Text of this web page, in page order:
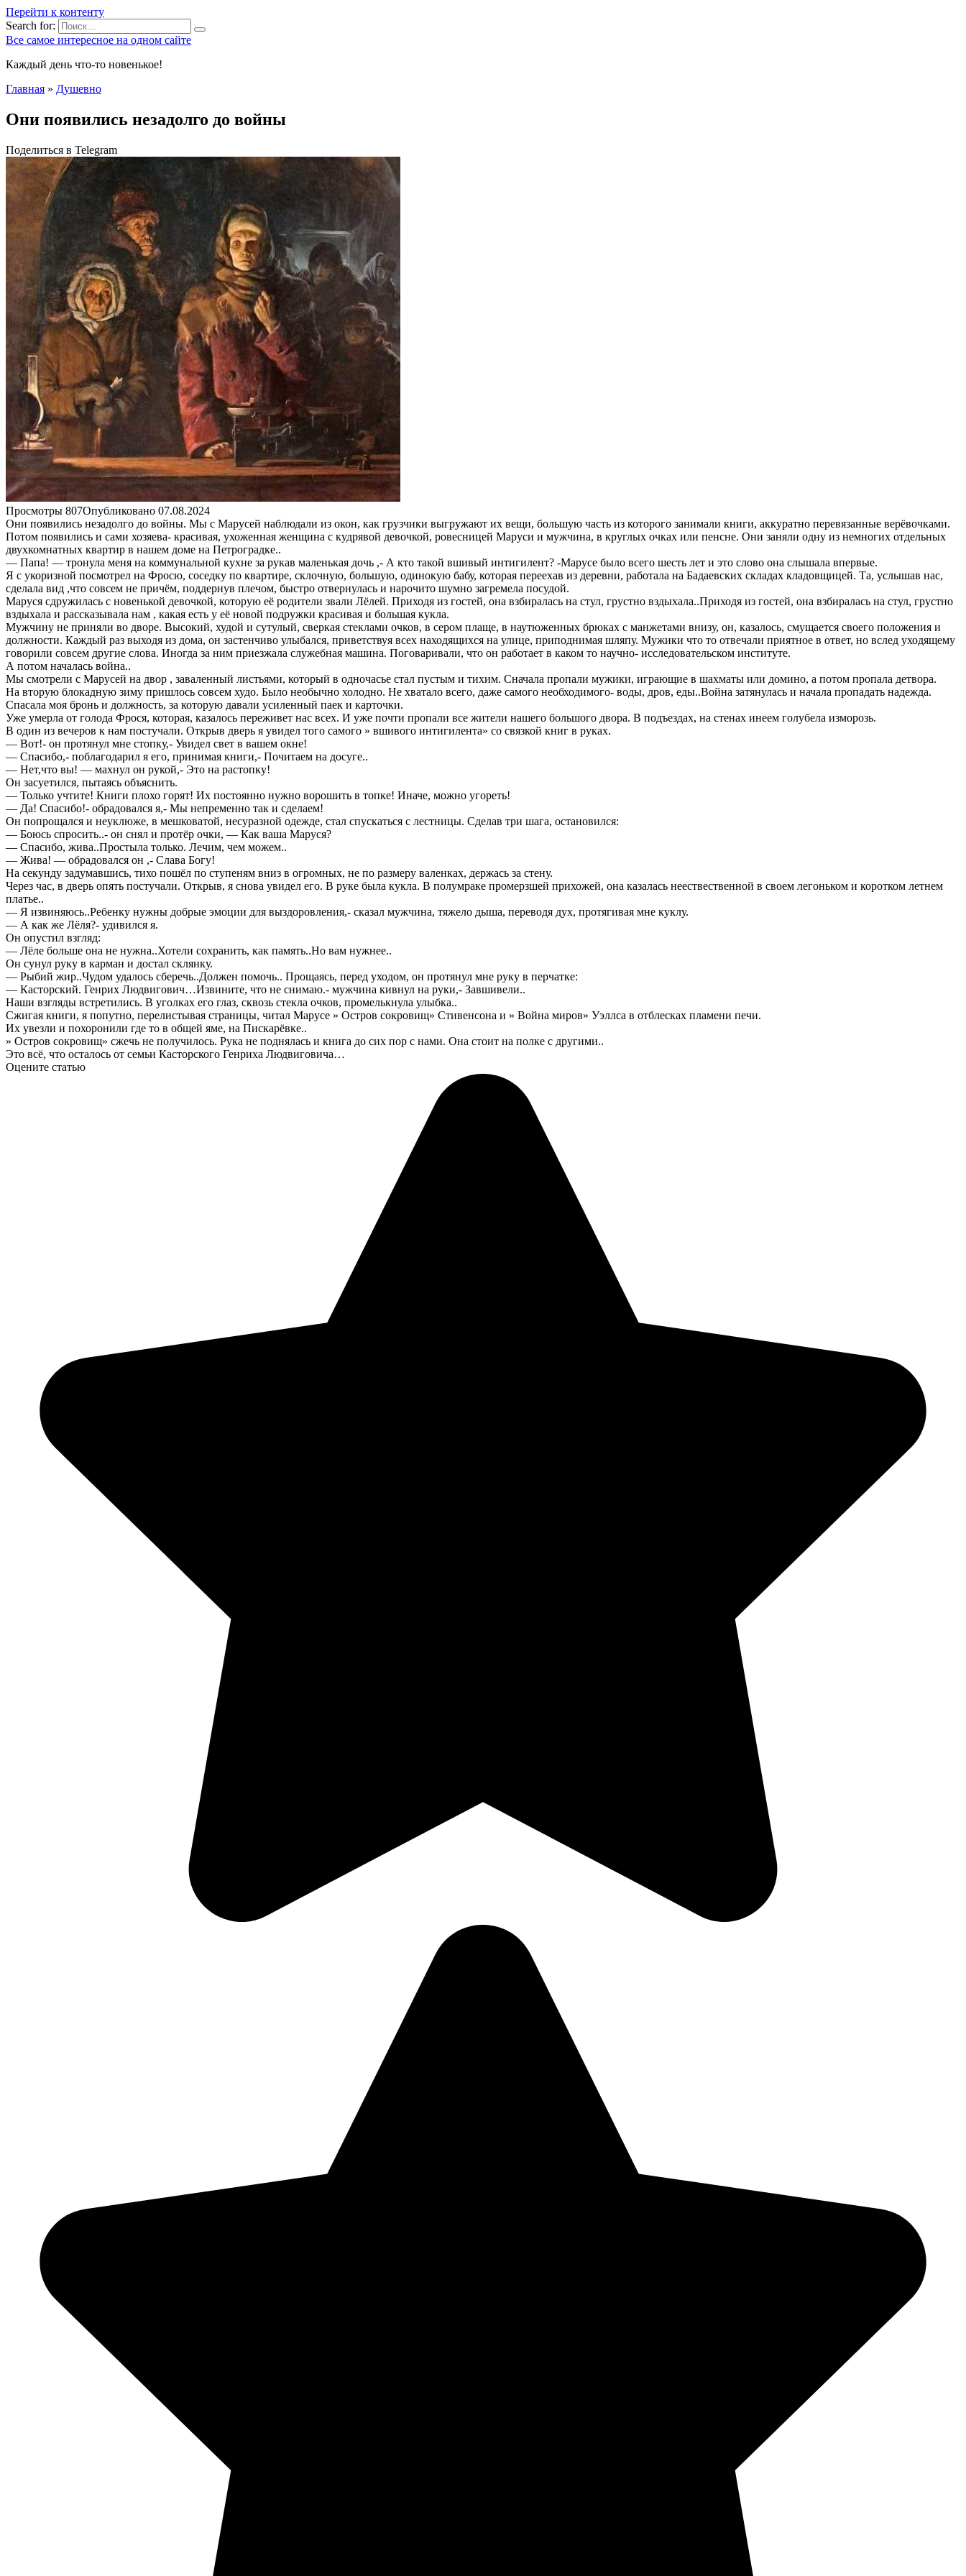
Перейти к контенту
Search for:
Все самое интересное на одном сайте
Каждый день что-то новенькое!
Главная » Душевно
Они появились незадолго до войны
Поделиться в Telegram
Просмотры 807Опубликовано 07.08.2024
Они появились незадолго до войны. Мы с Марусей наблюдали из окон, как грузчики выгружают их вещи, большую часть из которого занимали книги, аккуратно перевязанные верёвочками.
Потом появились и сами хозяева- красивая, ухоженная женщина с кудрявой девочкой, ровесницей Маруси и мужчина, в круглых очках или пенсне. Они заняли одну из немногих отдельных
двухкомнатных квартир в нашем доме на Петроградке..
— Папа! — тронула меня на коммунальной кухне за рукав маленькая дочь ,- А кто такой вшивый интигилент? -Марусе было всего шесть лет и это слово она слышала впервые.
Я с укоризной посмотрел на Фросю, соседку по квартире, склочную, большую, одинокую бабу, которая переехав из деревни, работала на Бадаевских складах кладовщицей. Та, услышав нас,
сделала вид ,что совсем не причём, поддернув плечом, быстро отвернулась и нарочито шумно загремела посудой.
Маруся сдружилась с новенькой девочкой, которую её родители звали Лёлей. Приходя из гостей, она взбиралась на стул, грустно вздыхала..Приходя из гостей, она взбиралась на стул, грустно
вздыхала и рассказывала нам , какая есть у её новой подружки красивая и большая кукла.
Мужчину не приняли во дворе. Высокий, худой и сутулый, сверкая стеклами очков, в сером плаще, в наутюженных брюках с манжетами внизу, он, казалось, смущается своего положения и
должности. Каждый раз выходя из дома, он застенчиво улыбался, приветствуя всех находящихся на улице, приподнимая шляпу. Мужики что то отвечали приятное в ответ, но вслед уходящему
говорили совсем другие слова. Иногда за ним приезжала служебная машина. Поговаривали, что он работает в каком то научно- исследовательском институте.
А потом началась война..
Мы смотрели с Марусей на двор , заваленный листьями, который в одночасье стал пустым и тихим. Сначала пропали мужики, играющие в шахматы или домино, а потом пропала детвора.
На вторую блокадную зиму пришлось совсем худо. Было необычно холодно. Не хватало всего, даже самого необходимого- воды, дров, еды..Война затянулась и начала пропадать надежда.
Спасала моя бронь и должность, за которую давали усиленный паек и карточки.
Уже умерла от голода Фрося, которая, казалось переживет нас всех. И уже почти пропали все жители нашего большого двора. В подъездах, на стенах инеем голубела изморозь.
В один из вечеров к нам постучали. Открыв дверь я увидел того самого » вшивого интигилента» со связкой книг в руках.
— Вот!- он протянул мне стопку,- Увидел свет в вашем окне!
— Спасибо,- поблагодарил я его, принимая книги,- Почитаем на досуге..
— Нет,что вы! — махнул он рукой,- Это на растопку!
Он засуетился, пытаясь объяснить.
— Только учтите! Книги плохо горят! Их постоянно нужно ворошить в топке! Иначе, можно угореть!
— Да! Спасибо!- обрадовался я,- Мы непременно так и сделаем!
Он попрощался и неуклюже, в мешковатой, несуразной одежде, стал спускаться с лестницы. Сделав три шага, остановился:
— Боюсь спросить..- он снял и протёр очки, — Как ваша Маруся?
— Спасибо, жива..Простыла только. Лечим, чем можем..
— Жива! — обрадовался он ,- Слава Богу!
На секунду задумавшись, тихо пошёл по ступеням вниз в огромных, не по размеру валенках, держась за стену.
Через час, в дверь опять постучали. Открыв, я снова увидел его. В руке была кукла. В полумраке промерзшей прихожей, она казалась неествественной в своем легоньком и коротком летнем
платье..
— Я извиняюсь..Ребенку нужны добрые эмоции для выздоровления,- сказал мужчина, тяжело дыша, переводя дух, протягивая мне куклу.
— А как же Лёля?- удивился я.
Он опустил взгляд:
— Лёле больше она не нужна..Хотели сохранить, как память..Но вам нужнее..
Он сунул руку в карман и достал склянку.
— Рыбий жир..Чудом удалось сберечь..Должен помочь.. Прощаясь, перед уходом, он протянул мне руку в перчатке:
— Касторский. Генрих Людвигович…Извините, что не снимаю.- мужчина кивнул на руки,- Завшивели..
Наши взгляды встретились. В уголках его глаз, сквозь стекла очков, промелькнула улыбка..
Сжигая книги, я попутно, перелистывая страницы, читал Марусе » Остров сокровищ» Стивенсона и » Война миров» Уэллса в отблесках пламени печи.
Их увезли и похоронили где то в общей яме, на Пискарёвке..
» Остров сокровищ» сжечь не получилось. Рука не поднялась и книга до сих пор с нами. Она стоит на полке с другими..
Это всё, что осталось от семьи Касторского Генриха Людвиговича…
Оцените статью